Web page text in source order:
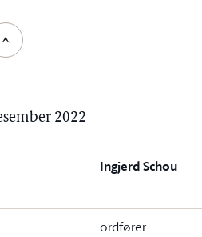
2022
Ingjerd Schou
ordfører